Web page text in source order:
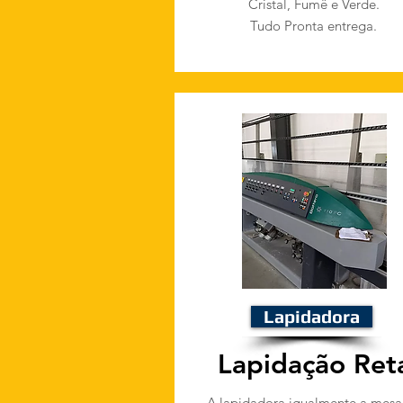
Cristal, Fumê e Verde.
Tudo Pronta entrega.
Lapidadora
Lapidação